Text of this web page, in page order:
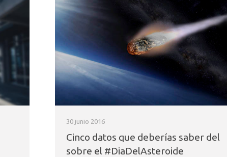
30 junio 2016
Cinco datos que deberías saber del
sobre el #DiaDelAsteroide